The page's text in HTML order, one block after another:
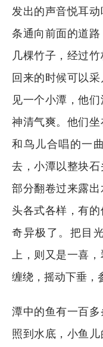
发出的声音悦耳
条通向前面的道
几棵竹子，经过
回来的时候可以
见一个小潭，他
神清气爽。他们
和鸟儿合唱的一
去，小潭以整块
部分翻卷过来露
头各式各样，有
奇异极了。把目
上，则又是一喜
缠绕，摇动下垂，
潭中的鱼有一百
照到水底，小鱼